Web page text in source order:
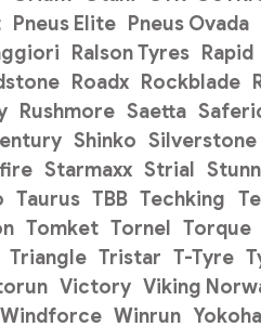
Pneus Elite Pneus Ovada
Ralson Tyres Rapid
Roadx Rockblade
Rushmore Saetta
Shinko Silverstone
Starmaxx Strial
Taurus TBB Techking
Tomket Tornel Torque
Triangle Tristar T-Tyre
Victory Viking
Windforce Winrun